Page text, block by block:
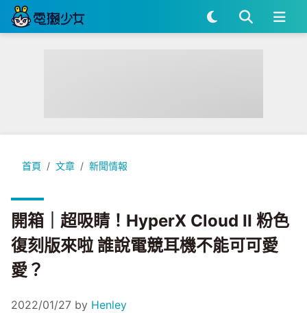
首頁 文章 新聞情報
開箱｜超吸睛！HyperX Cloud II 粉色復刻版來啦 誰說電競耳
開箱｜超吸睛！HyperX Cloud II 粉色
復刻版來啦 誰說電競耳機不能可可愛
愛？
2022/01/27 by Henley